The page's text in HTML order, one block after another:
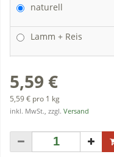
naturell
Lamm + Reis
5,59 €
5,59 € pro 1 kg
inkl. MwSt., zzgl. Versand